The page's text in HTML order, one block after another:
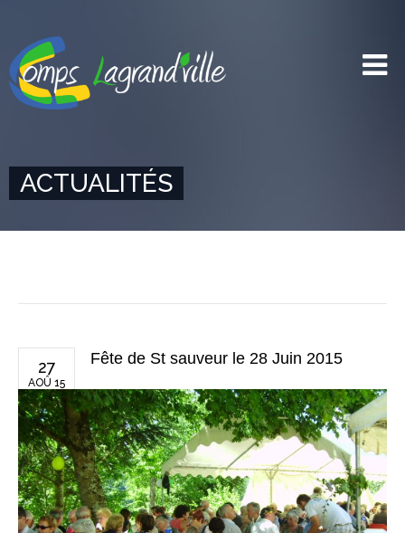
ACTUALITÉS
27
AOÛ 15
Fête de St sauveur le 28 Juin 2015